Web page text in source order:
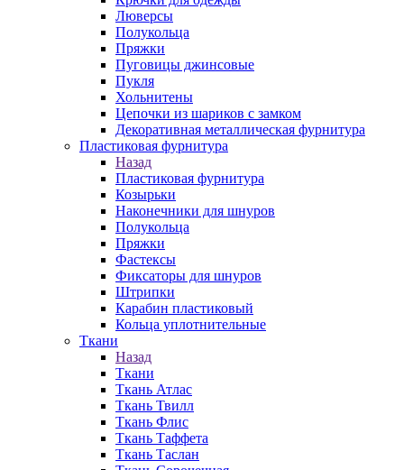
Люверсы
Полукольца
Пряжки
Пуговицы джинсовые
Пукля
Хольнитены
Цепочки из шариков с замком
Декоративная металлическая фурнитура
Пластиковая фурнитура
Назад
Пластиковая фурнитура
Козырьки
Наконечники для шнуров
Полукольца
Пряжки
Фастексы
Фиксаторы для шнуров
Штрипки
Карабин пластиковый
Кольца уплотнительные
Ткани
Назад
Ткани
Ткань Атлас
Ткань Твилл
Ткань Флис
Ткань Таффета
Ткань Таслан